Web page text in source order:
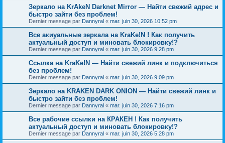
Зеркало на KrAkeN Darknet Mirror — Найти свежий адрес и
быстро зайти без проблем!
Dernier message par Dannyral « mar. juin 30, 2026 10:52 pm
Все акиуальные зеркала на KraKe!N ! Как получить
актуальный доступ и миновать блокировку!?
Dernier message par Dannyral « mar. juin 30, 2026 9:28 pm
Ссылка на KraKe!N — Найти свежий линк и подключиться
без проблем!
Dernier message par Dannyral « mar. juin 30, 2026 9:09 pm
Зеркало на KRAKEN DARK ONION — Найти свежий линк и
быстро зайти без проблем!
Dernier message par Dannyral « mar. juin 30, 2026 7:16 pm
Все рабочие ссылки на КРАКЕН ! Как получить
актуальный доступ и миновать блокировку!?
Dernier message par Dannyral « mar. juin 30, 2026 5:28 pm